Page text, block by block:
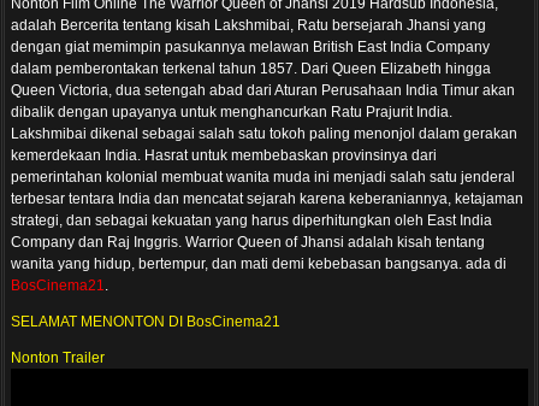
Nonton Film Online The Warrior Queen of Jhansi 2019 Hardsub Indonesia,
adalah Bercerita tentang kisah Lakshmibai, Ratu bersejarah Jhansi yang
dengan giat memimpin pasukannya melawan British East India Company
dalam pemberontakan terkenal tahun 1857. Dari Queen Elizabeth hingga
Queen Victoria, dua setengah abad dari Aturan Perusahaan India Timur akan
dibalik dengan upayanya untuk menghancurkan Ratu Prajurit India.
Lakshmibai dikenal sebagai salah satu tokoh paling menonjol dalam gerakan
kemerdekaan India. Hasrat untuk membebaskan provinsinya dari
pemerintahan kolonial membuat wanita muda ini menjadi salah satu jenderal
terbesar tentara India dan mencatat sejarah karena keberaniannya, ketajaman
strategi, dan sebagai kekuatan yang harus diperhitungkan oleh East India
Company dan Raj Inggris. Warrior Queen of Jhansi adalah kisah tentang
wanita yang hidup, bertempur, dan mati demi kebebasan bangsanya. ada di
BosCinema21.
SELAMAT MENONTON DI BosCinema21
Nonton Trailer